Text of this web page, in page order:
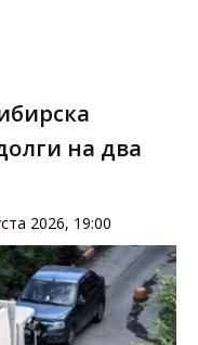
на два
2026, 19:00